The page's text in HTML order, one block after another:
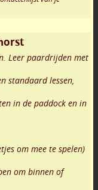
Leer paardrijden met
standaard lessen,
in de paddock en in
om mee te spelen)
om binnen of